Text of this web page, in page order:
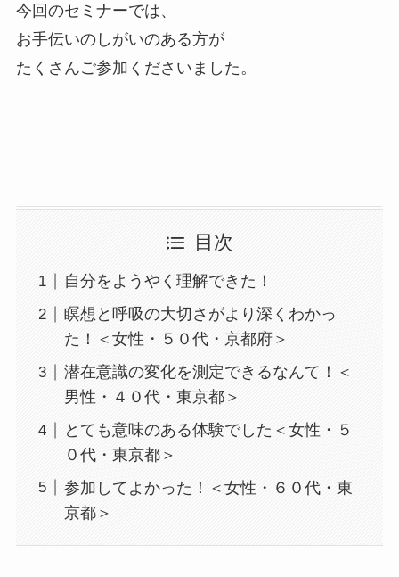
今回のセミナーでは、
お手伝いのしがいのある方が
たくさんご参加くださいました。
目次
自分をようやく理解できた！
瞑想と呼吸の大切さがより深くわかっ
た！＜女性・５０代・京都府＞
潜在意識の変化を測定できるなんて！＜
男性・４０代・東京都＞
とても意味のある体験でした＜女性・５
０代・東京都＞
参加してよかった！＜女性・６０代・東
京都＞